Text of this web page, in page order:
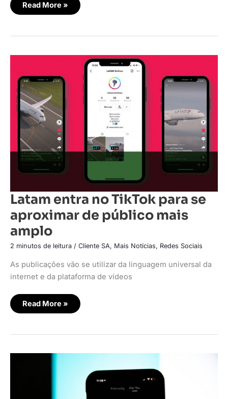
Read More »
Latam entra no TikTok para se
aproximar de público mais
amplo
2 minutos de leitura / Cliente SA, Mais Notícias, Redes Sociais
As publicações vão se utilizar da linguagem universal da
internet e da plataforma de vídeos
Latam
TikTok
para
se
aproximar
de
público
mais
amplo
Read More »
Estudo: